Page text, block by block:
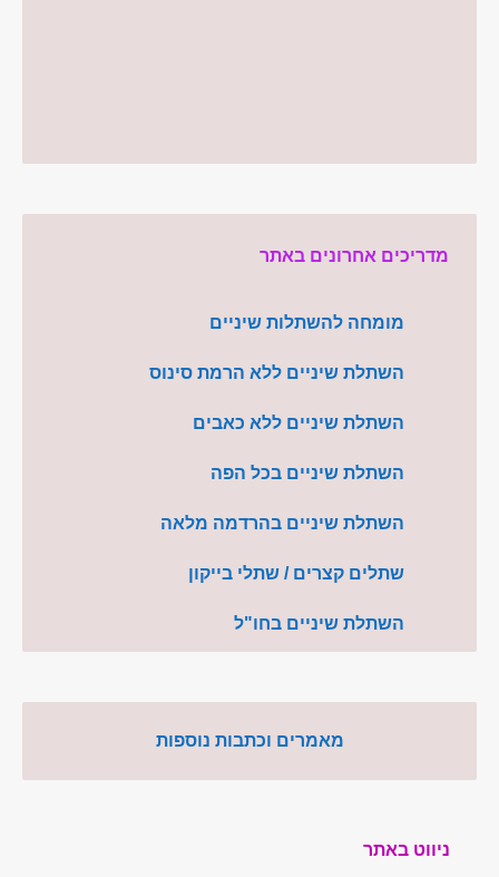
מדריכים אחרונים באתר
מומחה להשתלות שיניים
השתלת שיניים ללא הרמת סינוס
השתלת שיניים ללא כאבים
השתלת שיניים בכל הפה
השתלת שיניים בהרדמה מלאה
שתלים קצרים / שתלי בייקון
השתלת שיניים בחו"ל
מאמרים וכתבות נוספות
ניווט באתר